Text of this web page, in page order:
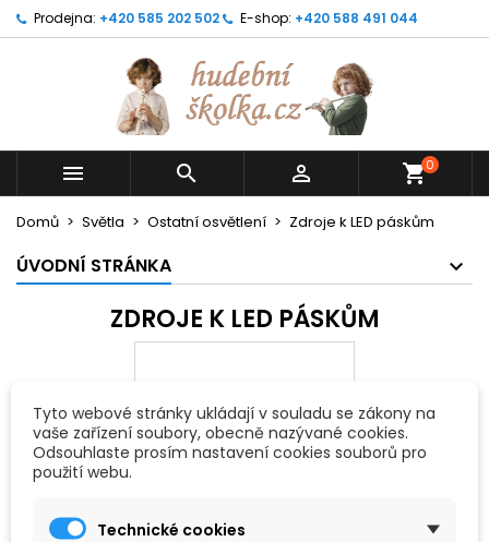
Prodejna: +420 585 202 502 E-shop: +420 588 491 044
   shopping_cart0
Domů Světla Ostatní osvětlení Zdroje k LED páskům
ÚVODNÍ STRÁNKA
ZDROJE K LED PÁSKŮM
Tyto webové stránky ukládají v souladu se zákony na
vaše zařízení soubory, obecně nazývané cookies.
Odsouhlaste prosím nastavení cookies souborů pro
použití webu.
Technické cookies